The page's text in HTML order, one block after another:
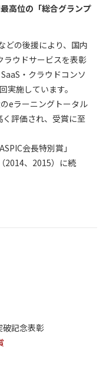
高位の「総合グランプ
どの後援により、国内
ラウドサービスを表彰
・クラウドコンソ
実施しています。
eラーニングトータル
評価され、受賞に至
会長特別賞」
2014、2015）に続
破記念表彰